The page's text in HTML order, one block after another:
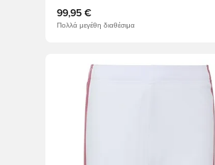
99,95 €
Πολλά μεγέθη διαθέσιμα
Ανοίγει ένα Modal για να